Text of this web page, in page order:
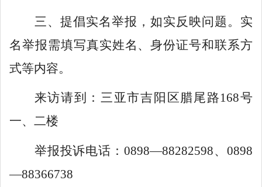
三、提倡实名举报，如实反映问题。实
名举报需填写真实姓名、身份证号和联系方
式等内容。
来访请到：三亚市吉阳区腊尾路168号
一、二楼
举报投诉电话：0898—88282598、0898
—88366738